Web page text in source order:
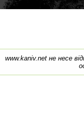
www.kaniv.net не несе